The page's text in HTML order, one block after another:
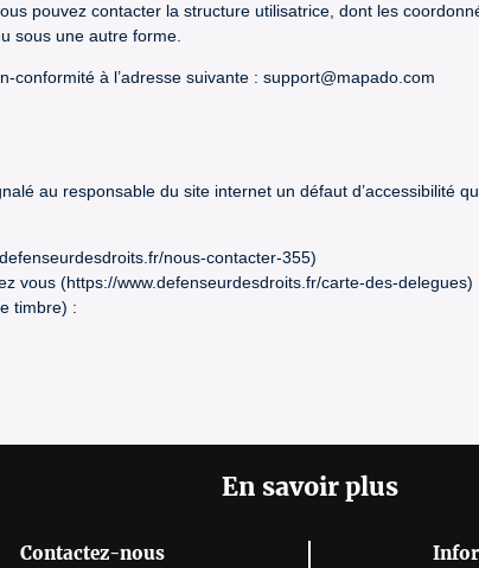
pouvez contacter la structure utilisatrice, dont les
sous une autre forme.
à l’adresse suivante : support@mapado.com
au responsable du site internet un défaut d’accessibilité
nous-contacter-355)
vous (https://www.defenseurdesdroits.fr/carte-des-delegues)
timbre) :
En savoir plus
Contactez-nous